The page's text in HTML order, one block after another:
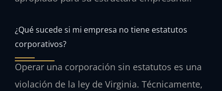
¿Qué sucede si mi empresa no tiene estatutos
corporativos?
Operar una corporación sin estatutos es una
violación de la ley de Virginia. Técnicamente,